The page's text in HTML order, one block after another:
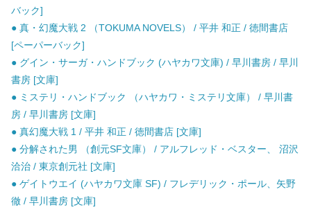
バック]
● 真・幻魔大戦 2 （TOKUMA NOVELS） / 平井 和正 / 徳間書店
[ペーパーバック]
● グイン・サーガ・ハンドブック (ハヤカワ文庫) / 早川書房 / 早川
書房 [文庫]
● ミステリ・ハンドブック （ハヤカワ・ミステリ文庫） / 早川書
房 / 早川書房 [文庫]
● 真幻魔大戦 1 / 平井 和正 / 徳間書店 [文庫]
● 分解された男 （創元SF文庫） / アルフレッド・ベスター、 沼沢
洽治 / 東京創元社 [文庫]
● ゲイトウエイ (ハヤカワ文庫 SF) / フレデリック・ポール、矢野
徹 / 早川書房 [文庫]